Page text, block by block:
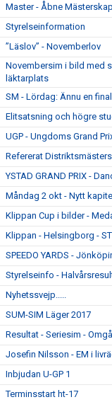
Master - Åbne
Styrelseinformation
”Läslov” - Novemberlov
Novembersim i bild med
läktarplats
SM - Lördag: Ännu en final
Elitsatsning och högre
UGP - Ungdoms Grand
Refererat
YSTAD GRAND PRIX -
Måndag 2 okt - Nytt
Klippan Cup i bilder -
Klippan - Helsingborg -
SPEEDO YARDS -
Styrelseinfo -
Nyhetssvejp.....
SUM-SIM Läger 2017
Resultat - Seriesim -
Josefin Nilsson - EM i
Inbjudan U-GP 1
Terminsstart ht-17